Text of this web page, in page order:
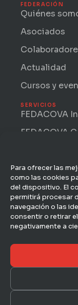
Para ofrecer las
como las cookies
del dispositivo. El
permitirá procesar
navegación o las
consentir o retirar
negativamente a
FEDERACIÓN
Quiénes
Asociados
Actualidad
Cursos y
SERVICIOS
FEDACOVA
FEDACOVA
Internacional
FEDACOVA
Jurídico
CONTACTO
C/ Hernán
46004 Valencia
© 2026 FEDACOVA ·